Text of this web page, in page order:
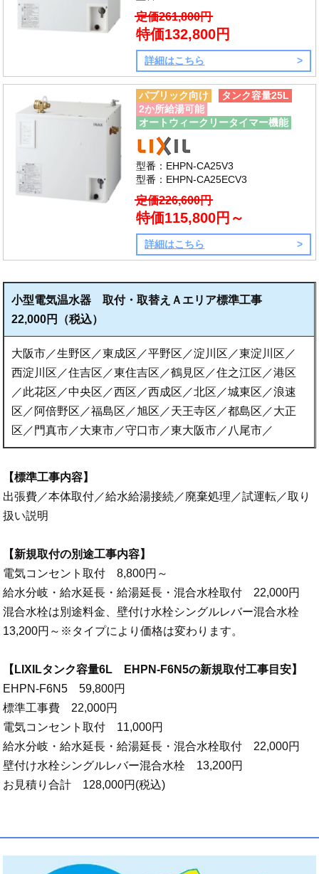
定価261,800円
特価132,800円
詳細はこちら
パブリック向け
タンク容量25L
2か所給湯可能
オートウィークリータイマー機能
型番：EHPN-CA25V3
型番：EHPN-CA25ECV3
定価226,600円
特価115,800円～
詳細はこちら
小型電気温水器 取付・取替えＡエリア標準工事
22,000円（税込）
大阪市／生野区／東成区／平野区／淀川区／東淀川区／
西淀川区／住吉区／東住吉区／鶴見区／住之江区／港区
／此花区／中央区／西区／西成区／北区／城東区／浪速
区／阿倍野区／福島区／旭区／天王寺区／都島区／大正
区／門真市／大東市／守口市／東大阪市／八尾市／
【標準工事内容】
出張費／本体取付／給水給湯接続／廃棄処理／試運転／取り
扱い説明
【新規取付の別途工事内容】
電気コンセント取付 8,800円～
給水分岐・給水延長・給湯延長・混合水栓取付 22,000円
混合水栓は別途料金、壁付け水栓シングルレバー混合水栓
13,200円～※タイプにより価格は変わります。
【LIXILタンク容量6L EHPN-F6N5の新規取付工事目安】
EHPN-F6N5 59,800円
標準工事費 22,000円
電気コンセント取付 11,000円
給水分岐・給水延長・給湯延長・混合水栓取付 22,000円
壁付け水栓シングルレバー混合水栓 13,200円
お見積り合計 128,000円(税込)